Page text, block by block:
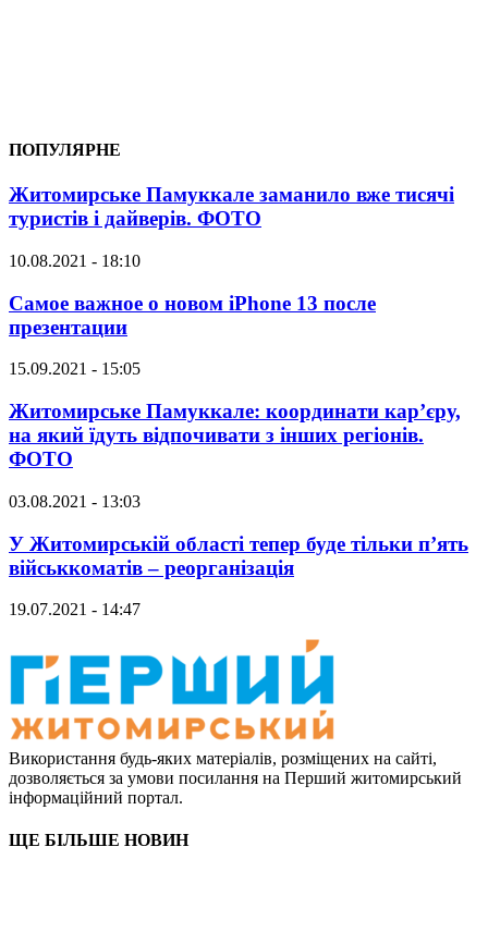
ПОПУЛЯРНЕ
Житомирське Памуккале заманило вже тисячі
туристів і дайверів. ФОТО
10.08.2021 - 18:10
Самое важное о новом iPhone 13 после
презентации
15.09.2021 - 15:05
Житомирське Памуккале: координати кар’єру,
на який їдуть відпочивати з інших регіонів.
ФОТО
03.08.2021 - 13:03
У Житомирській області тепер буде тільки п’ять
військкоматів – реорганізація
19.07.2021 - 14:47
Використання будь-яких матеріалів, розміщених на сайті,
дозволяється за умови посилання на Перший житомирський
інформаційний портал.
ЩЕ БІЛЬШЕ НОВИН